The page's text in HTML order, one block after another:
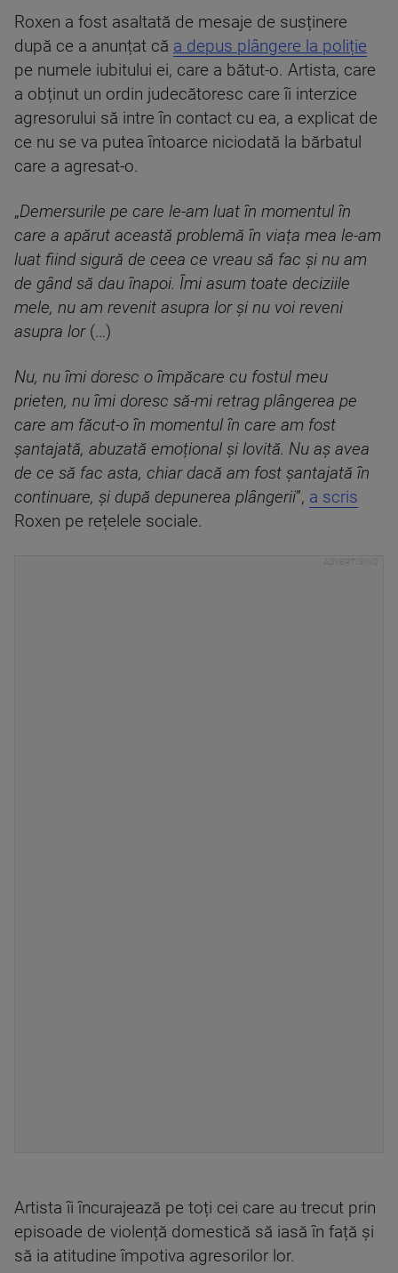
Roxen a fost asaltată de mesaje de susținere
după ce a anunțat că a depus plângere la poliție
pe numele iubitului ei, care a bătut-o. Artista, care
a obținut un ordin judecătoresc care îi interzice
agresorului să intre în contact cu ea, a explicat de
ce nu se va putea întoarce niciodată la bărbatul
care a agresat-o.
„Demersurile pe care le-am luat în momentul în
care a apărut această problemă în viața mea le-am
luat fiind sigură de ceea ce vreau să fac și nu am
de gând să dau înapoi. Îmi asum toate deciziile
mele, nu am revenit asupra lor și nu voi reveni
asupra lor(…)
Nu, nu îmi doresc o împăcare cu fostul meu
prieten, nu îmi doresc să-mi retrag plângerea pe
care am făcut-o în momentul în care am fost
șantajată, abuzată emoțional și lovită. Nu aș avea
de ce să fac asta, chiar dacă am fost șantajată în
continuare, și după depunerea plângerii”, a scris
Roxen pe rețelele sociale.
Artista îi încurajează pe toți cei care au trecut prin
episoade de violență domestică să iasă în față și
să ia atitudine împotiva agresorilor lor.